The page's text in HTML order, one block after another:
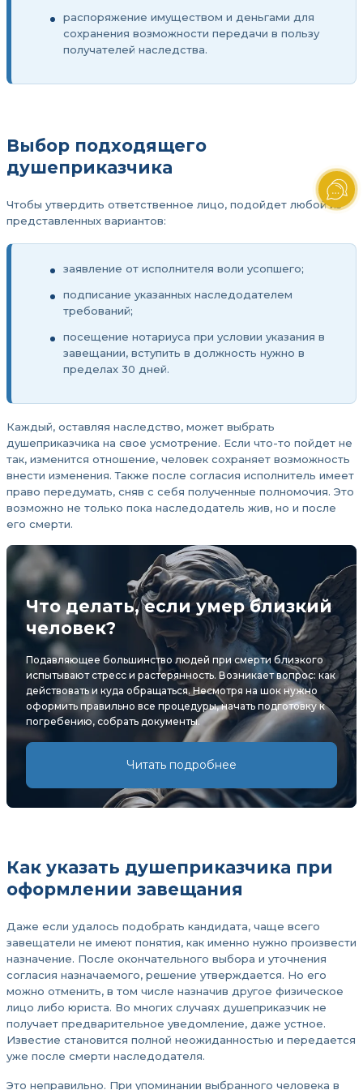
распоряжение имуществом и деньгами для
сохранения возможности передачи в пользу
получателей наследства.
Выбор подходящего
душеприказчика
Чтобы утвердить ответственное лицо, подойдет любой из
представленных вариантов:
заявление от исполнителя воли усопшего;
подписание указанных наследодателем
требований;
посещение нотариуса при условии указания в
завещании, вступить в должность нужно в
пределах 30 дней.
Каждый, оставляя наследство, может выбрать
душеприказчика на свое усмотрение. Если что-то пойдет не
так, изменится отношение, человек сохраняет возможность
внести изменения. Также после согласия исполнитель имеет
право передумать, сняв с себя полученные полномочия. Это
возможно не только пока наследодатель жив, но и после
его смерти.
Что делать, если умер близкий
человек?
Подавляющее большинство людей при смерти близкого
испытывают стресс и растерянность. Возникает вопрос: как
действовать и куда обращаться. Несмотря на шок нужно
оформить правильно все процедуры, начать подготовку к
погребению, собрать документы.
Читать подробнее
Как указать душеприказчика при
оформлении завещания
Даже если удалось подобрать кандидата, чаще всего
завещатели не имеют понятия, как именно нужно произвести
назначение. После окончательного выбора и уточнения
согласия назначаемого, решение утверждается. Но его
можно отменить, в том числе назначив другое физическое
лицо либо юриста. Во многих случаях душеприказчик не
получает предварительное уведомление, даже устное.
Известие становится полной неожиданностью и передается
уже после смерти наследодателя.
Это неправильно. При упоминании выбранного человека в